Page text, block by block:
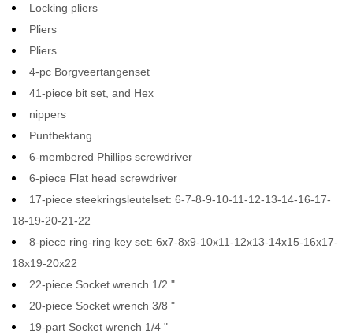
Locking pliers
Pliers
Pliers
4-pc Borgveertangenset
41-piece bit set, and Hex
nippers
Puntbektang
6-membered Phillips screwdriver
6-piece Flat head screwdriver
17-piece steekringsleutelset: 6-7-8-9-10-11-12-13-14-16-17-
18-19-20-21-22
8-piece ring-ring key set: 6x7-8x9-10x11-12x13-14x15-16x17-
18x19-20x22
22-piece Socket wrench 1/2 "
20-piece Socket wrench 3/8 "
19-part Socket wrench 1/4 "